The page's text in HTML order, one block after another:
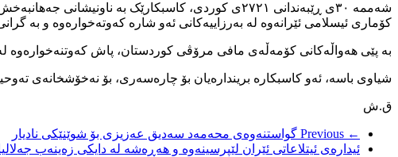
شەممە ٣٠ی ڕێبەندانی ٢٧٢١ی کوردی، کاسبکارێک بە
کۆماری ئیسلامی ئێرانەوە لە بەرزاییەکانی ئەو شارە کەوتەخوارەوە و بە گرانی
بە پێی هەواڵەکانی کۆمەڵەی مافی مرۆڤی کوردستان، پاش کەوتنەخوارەوە لە گەردەنەی ملەوورد، هێزە
شیاوی باسە، ئەو کاسبکارە بریندارەیان بۆ چارەسەری، بۆ نەخۆشخانەی
ق.ش
← Previous
گواستنەوەی محەمەد سەدیق عەزیزی بۆ شوێنێکی نادیار
ئیدارەی ئیتلاعاتی ئێران لێپرسینەوە و هەڕەشە لە دایکی زەینەب